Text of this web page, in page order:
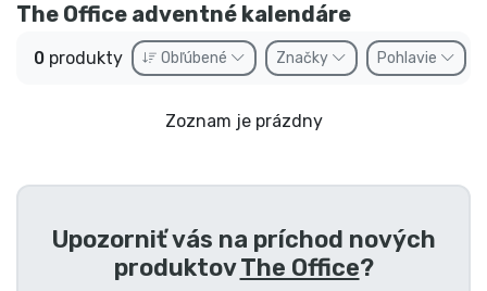
The Office adventné kalendáre
0 produkty Obľúbené Značky Pohlavie
Zoznam je prázdny
Upozorniť vás na príchod nových
produktovThe Office?
Predobjednávky
Outlet produkty
Preprava a platba
Zoradiť podľa série
Zoradiť podľa filmov